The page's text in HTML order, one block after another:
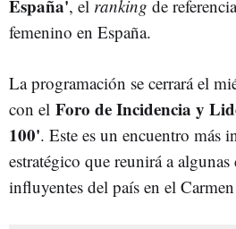
España', el ranking de
femenino en España.
La programación se cerrará el
con el Foro de Incidencia y
100'. Este es un encuentro más
estratégico que reunirá a algunas
influyentes del país en el